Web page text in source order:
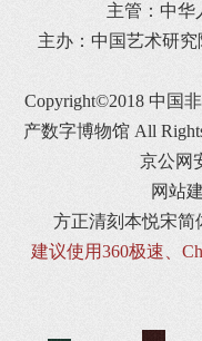
主管：中华
主办：中国艺术研
Copyright©2018 中国
产数字博物馆 All
京公网
网站
方正清刻本悦宋简
建议使用360极速、